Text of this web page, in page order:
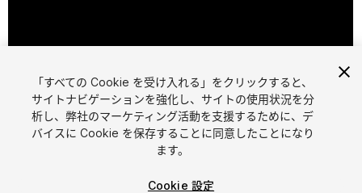
1 /8
「すべての Cookie を受け入れる」をクリックすると、
サイトナビゲーションを強化し、サイトの使用状況を分
析し、弊社のマーケティング活動を支援するために、デ
バイスに Cookie を保存することに同意したことになり
ます。
Cookie 設定